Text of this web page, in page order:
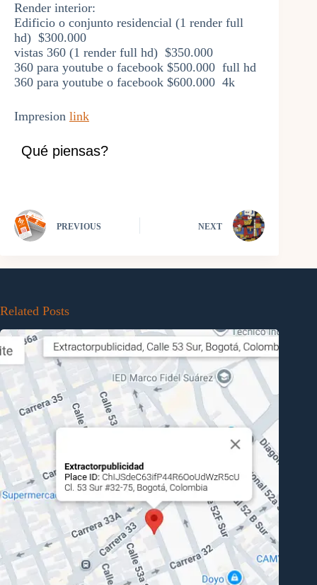
Render interior:
Edificio o conjunto residencial (1 render full
hd) $300.000
vistas 360 (1 render full hd) $350.000
360 para youtube o facebook $500.000 full hd
360 para youtube o facebook $600.000 4k
Impresion link
Qué piensas?
PREVIOUS NEXT
Related Posts